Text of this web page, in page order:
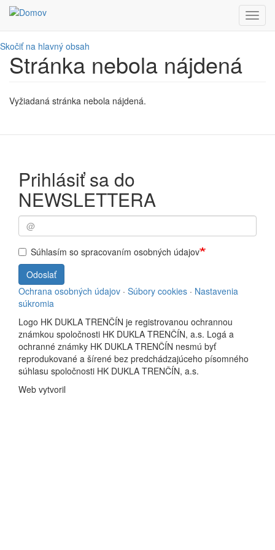
Skočiť na hlavný obsah
Stránka nebola nájdená
Vyžiadaná stránka nebola nájdená.
Prihlásiť sa do
NEWSLETTERA
Súhlasím so spracovaním osobných údajov
Odoslať
Ochrana osobných údajov · Súbory cookies · Nastavenia
súkromia
Logo HK DUKLA TRENČÍN je registrovanou ochrannou
známkou spoločnosti HK DUKLA TRENČÍN, a.s. Logá a
ochranné známky HK DUKLA TRENČÍN nesmú byť
reprodukované a šírené bez predchádzajúceho písomného
súhlasu spoločnosti HK DUKLA TRENČÍN, a.s.
Web vytvoril